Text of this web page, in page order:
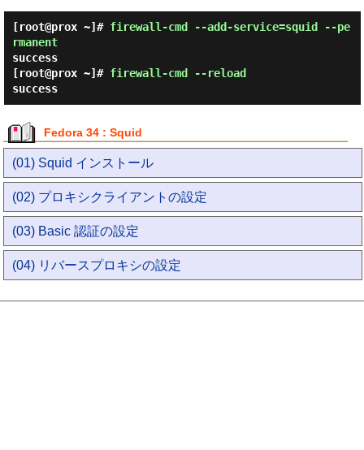
[root@prox ~]# firewall-cmd --add-service=squid --pe
rmanent
success
[root@prox ~]# firewall-cmd --reload
success
Fedora 34 : Squid
(01) Squid インストール
(02) プロキシクライアントの設定
(03) Basic 認証の設定
(04) リバースプロキシの設定